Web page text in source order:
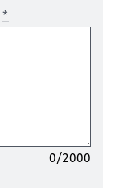
*
0/2000